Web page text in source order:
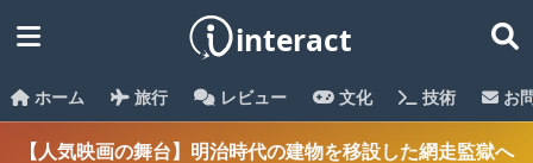
ホーム 旅行 レビュー 文化 技術 お
【人気映画の舞台】明治時代の建物を移設した網走監獄へ